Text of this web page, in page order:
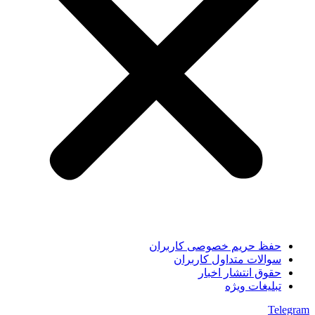
حفظ حریم خصوصی کاربران
سوالات متداول کاربران
حقوق انتشار اخبار
تبلیغات ویژه
Telegram